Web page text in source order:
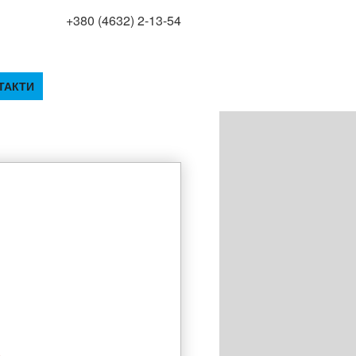
+380 (4632) 2-13-54